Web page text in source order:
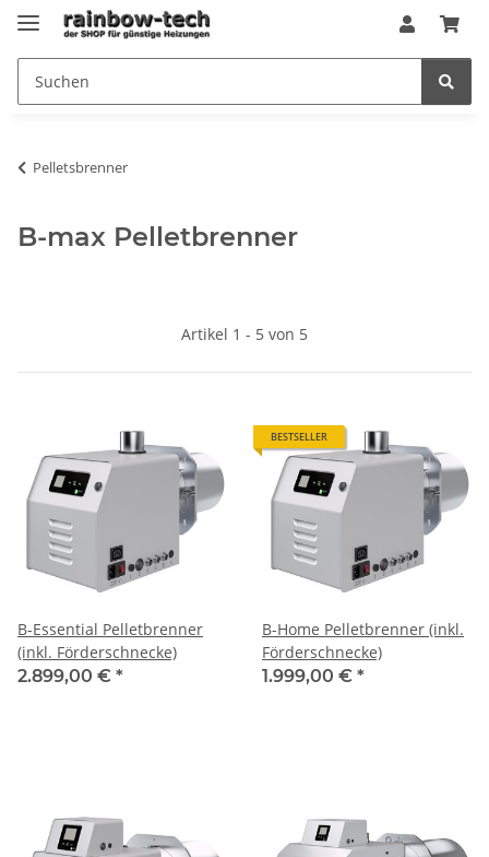
Pelletsbrenner
B-max Pelletbrenner
Artikel 1 - 5 von 5
B-Essential Pelletbrenner
(inkl. Förderschnecke)
2.899,00 € *
BESTSELLER
B-Home Pelletbrenner (inkl.
Förderschnecke)
1.999,00 € *